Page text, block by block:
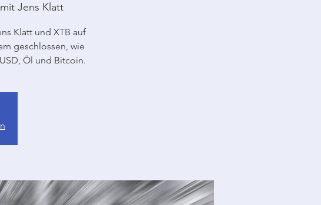
Jens Klatt
Klatt und XTB auf
geschlossen, wie
Öl und Bitcoin.